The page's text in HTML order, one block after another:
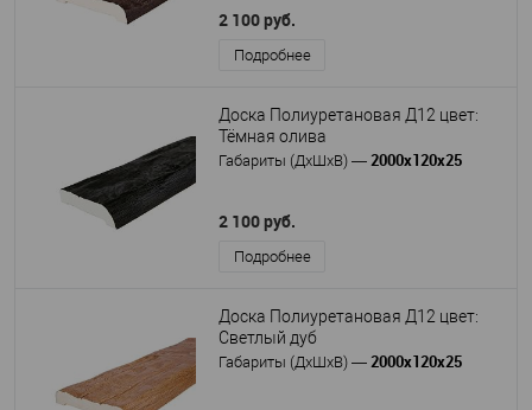
2 100 руб.
Подробнее
Доска Полиуретановая Д12 цвет:
Тёмная олива
Габариты (ДхШхВ) — 2000х120х25
2 100 руб.
Подробнее
Доска Полиуретановая Д12 цвет:
Светлый дуб
Габариты (ДхШхВ) — 2000х120х25